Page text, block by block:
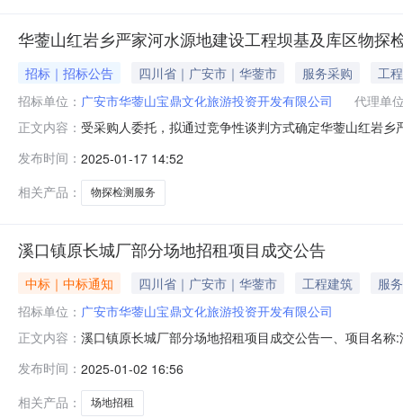
华蓥山红岩乡严家河水源地建设工程坝基及库区物探
招标｜招标公告 四川省｜广安市｜华蓥市 服务采购
工程
招标单位： 广安市华蓥山宝鼎文化旅游投资开发有限公司
代理单
正文内容： 受采购人委托，拟通过竞争性谈判方式确定华蓥山红岩
质）甲级及以上资质。（三）业绩要求：申请人近5年以
类工程地质物探检测项目业绩）。（四）人员
发布时间： 2025-01-17 14:52
相关产品：
物探检测服务
溪口镇原长城厂部分场地招租项目成交公告
中标｜中标通知 四川省｜广安市｜华蓥市 工程建筑
服务
招标单位： 广安市华蓥山宝鼎文化旅游投资开发有限公司
正文内容： 溪口镇原长城厂部分场地招租项目成交公告一、项目名
厂部分场地招租。四、公告期限:自本公告发布之日起3
有限公司地址:四川省华蓥市红
发布时间： 2025-01-02 16:56
相关产品：
场地招租